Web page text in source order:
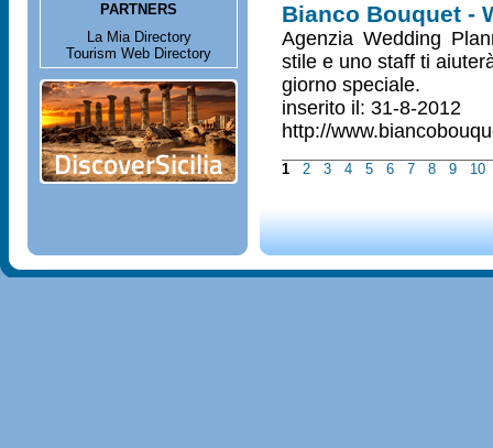
PARTNERS
La Mia Directory
Tourism Web Directory
Bianco Bouquet -
Agenzia Wedding
stile e uno staff ti
giorno speciale.
inserito il: 31-8-2012
http://
1 2 3 4 5 6 7 8 9 10